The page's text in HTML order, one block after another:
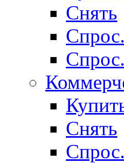
Снять
Снять